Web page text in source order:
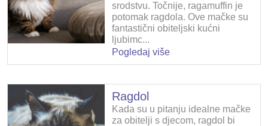
srodstvu. Točnije, ragamuffin je
potomak ragdola. Ove mačke su
fantastični obiteljski kućni
ljubimc...
Pogledaj više
Ragdol
Kada su u pitanju idealne mačke
za obitelji s djecom, ragdol bi